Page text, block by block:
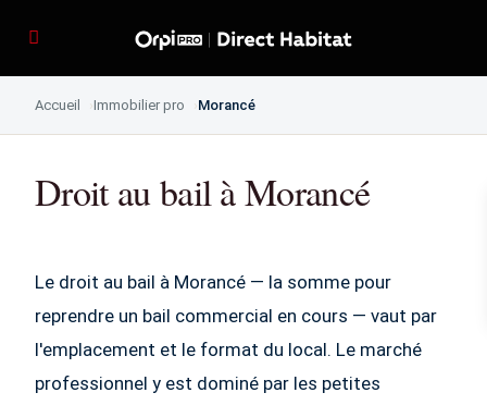
Accueil Immobilier pro Morancé
Droit au bail à Morancé
Le droit au bail à Morancé — la somme pour
reprendre un bail commercial en cours — vaut par
l'emplacement et le format du local. Le marché
professionnel y est dominé par les petites